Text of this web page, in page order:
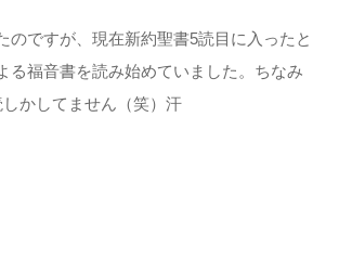
のですが、現在新約聖書5読目に入ったと
る福音書を読み始めていました。ちなみ
かしてません（笑）汗